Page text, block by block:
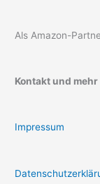
Als Amazon-
Kontakt und mehr
Impressum